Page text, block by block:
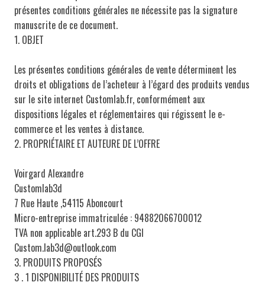
présentes conditions générales ne nécessite pas la signature
manuscrite de ce document.
1. OBJET
Les présentes conditions générales de vente déterminent les
droits et obligations de l’acheteur à l’égard des produits vendus
sur le site internet Customlab.fr, conformément aux
dispositions légales et réglementaires qui régissent le e-
commerce et les ventes à distance.
2. PROPRIÉTAIRE ET AUTEURE DE L’OFFRE
Voirgard Alexandre
Customlab3d
7 Rue Haute ,54115 Aboncourt
Micro-entreprise immatriculée : 94882066700012
TVA non applicable art.293 B du CGI
Custom.lab3d@outlook.com
3. PRODUITS PROPOSÉS
3 . 1 DISPONIBILITÉ DES PRODUITS